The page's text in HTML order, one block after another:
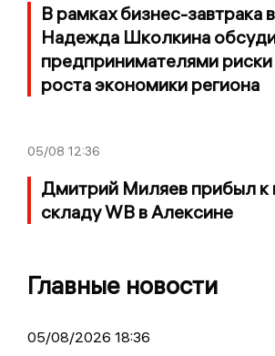
В рамках бизнес-завтрака
Надежда Школкина
предпринимателями риски
роста экономики региона
05/08 12:36
Дмитрий Миляев прибыл к
складу WB в Алексине
Главные новости
05/08/2026 18:36